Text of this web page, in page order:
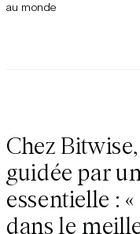
au monde
Chez
guidée par
essentielle : «
dans le